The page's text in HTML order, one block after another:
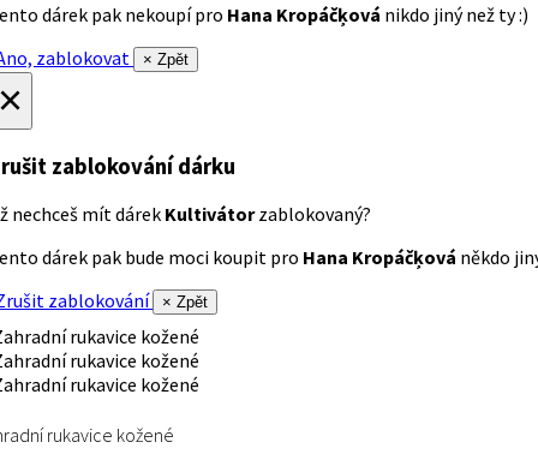
dárek pak nekoupí pro Hana Kropáčķová nikdo jiný než ty :)
zablokovat
× Zpět
zablokování dárku
nechceš mít dárek Kultivátorzablokovaný?
dárek pak bude moci koupit pro Hana Kropáčķová někdo
zablokování
× Zpět
rukavice kožené